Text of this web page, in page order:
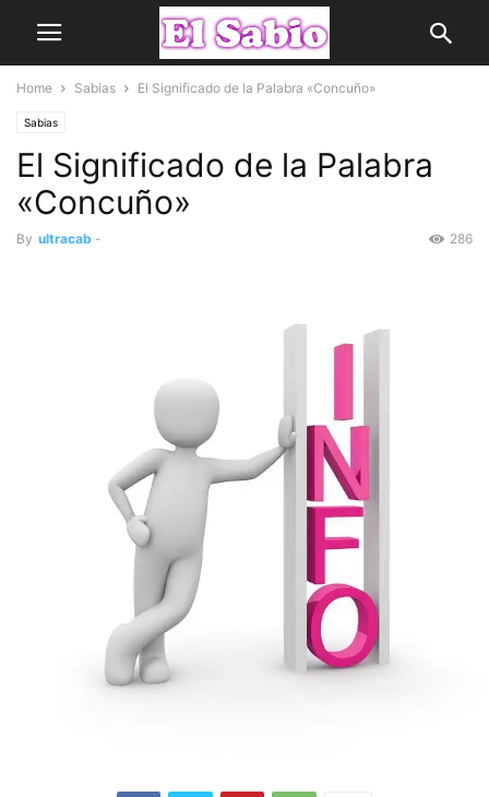
Home Sabias El Significado de la Palabra «Concuño»
Sabias
El Significado de la Palabra
«Concuño»
By ultracab - 286